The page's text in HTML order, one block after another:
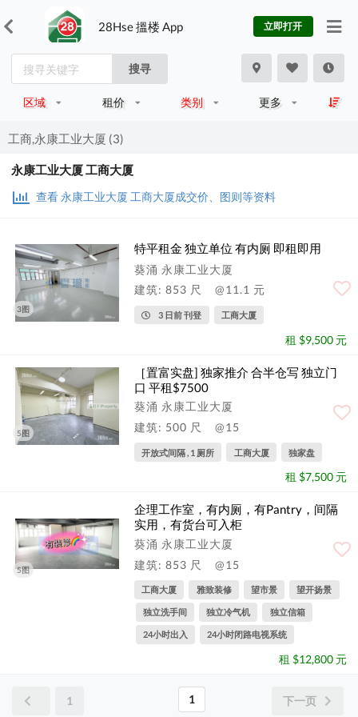
28Hse 搵楼 App 立即打开
搜寻
区域 租价 类别 更多
工商,永康工业大厦 (3)
永康工业大厦 工商大厦
查看 永康工业大厦 工商大厦成交价、图则等资料
3图
特平租金 独立单位 有内厕 即租即用
葵涌 永康工业大厦
建筑: 853 尺
@11.1 元
3 日前 刊登 工商大厦
租 $9,500 元
5图
［置富实盘] 独家推介 合半仓写 独立门
口 平租$7500
葵涌 永康工业大厦
建筑: 500 尺
@15
开放式间隔 , 1 厕所 工商大厦 独家盘
租 $7,500 元
5图
企理工作室，有内厕，有Pantry，间隔
实用，有货台可入柜
葵涌 永康工业大厦
建筑: 853 尺
@15
工商大厦 雅致装修 望市景 望开扬景
独立洗手间 独立冷气机 独立信箱
24小时出入 24小时闭路电视系统
租 $12,800 元
1 1 下一页